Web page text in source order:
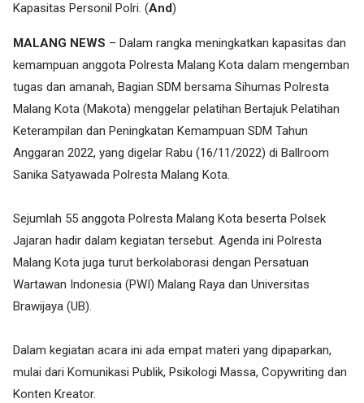
Kapasitas Personil Polri. (And)
MALANG NEWS – Dalam rangka meningkatkan kapasitas dan
kemampuan anggota Polresta Malang Kota dalam mengemban
tugas dan amanah, Bagian SDM bersama Sihumas Polresta
Malang Kota (Makota) menggelar pelatihan Bertajuk Pelatihan
Keterampilan dan Peningkatan Kemampuan SDM Tahun
Anggaran 2022, yang digelar Rabu (16/11/2022) di Ballroom
Sanika Satyawada Polresta Malang Kota.
Sejumlah 55 anggota Polresta Malang Kota beserta Polsek
Jajaran hadir dalam kegiatan tersebut. Agenda ini Polresta
Malang Kota juga turut berkolaborasi dengan Persatuan
Wartawan Indonesia (PWI) Malang Raya dan Universitas
Brawijaya (UB).
Dalam kegiatan acara ini ada empat materi yang dipaparkan,
mulai dari Komunikasi Publik, Psikologi Massa, Copywriting dan
Konten Kreator.